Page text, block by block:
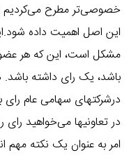
خصوصی‌تر مطرح می‌کردیم و
این اصل اهمیت داده
مشکل است، این که هر
باشد، یک رای داشته
درشرکتهای سهامی عام
در تعاونیها می‌خواهید رای
امر به عنوان یک نکته مهم